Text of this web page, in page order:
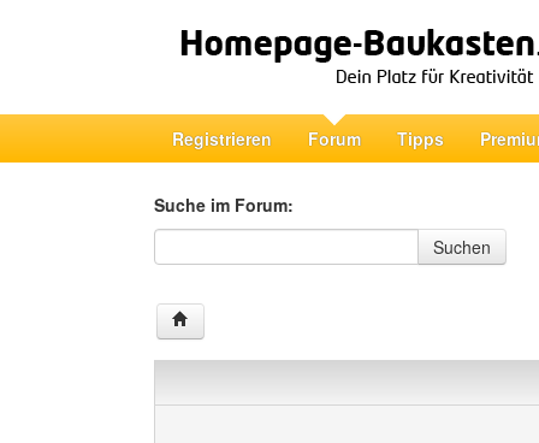
Registrieren Forum Tipps
Suche im Forum:
Suche im Forum
Suchen